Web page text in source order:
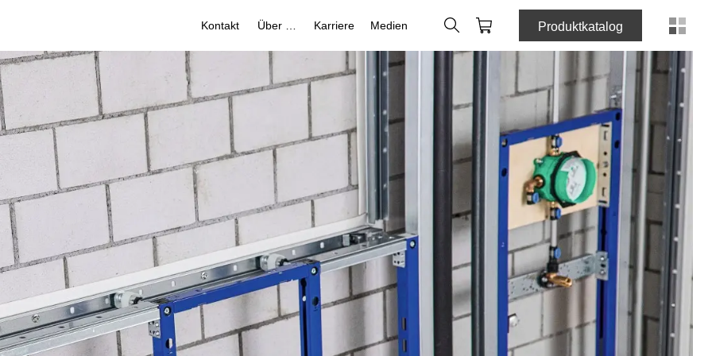
Kontakt Karriere Medien Suche WebshopProduktkatalog